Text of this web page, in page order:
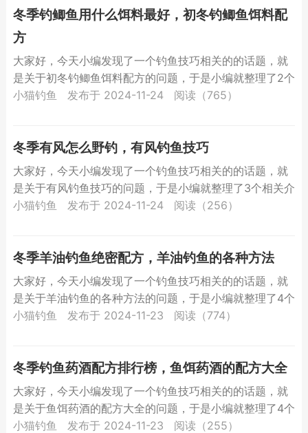
冬季钓鲫鱼用什么饵料最好，初冬钓鲫鱼饵料配
方
大家好，今天小编发现了一个钓鱼技巧相关的的话题，就
是关于初冬钓鲫鱼饵料配方的问题，于是小编就整理了2个
相关介绍初冬钓鲫鱼饵料配方的解答，让我们一起看看
小猫钓鱼 发布于 2024-11-24 阅读（765）
冬季有风怎么野钓，有风钓鱼技巧
大家好，今天小编发现了一个钓鱼技巧相关的的话题，就
是关于有风钓鱼技巧的问题，于是小编就整理了3个相关介
绍有风钓鱼技巧的解答，让我们一起看看吧。冬季有风怎
小猫钓鱼 发布于 2024-11-24 阅读（256）
冬季羊油钓鱼绝密配方，羊油钓鱼的各种方法
大家好，今天小编发现了一个钓鱼技巧相关的的话题，就
是关于羊油钓鱼的各种方法的问题，于是小编就整理了4个
相关介绍羊油钓鱼的各种方法的解答，让我们一起看看
小猫钓鱼 发布于 2024-11-23 阅读（774）
冬季钓鱼药酒配方排行榜，鱼饵药酒的配方大全
大家好，今天小编发现了一个钓鱼技巧相关的的话题，就
是关于鱼饵药酒的配方大全的问题，于是小编就整理了4个
相关介绍鱼饵药酒的配方大全的解答，让我们一起看看
小猫钓鱼 发布于 2024-11-23 阅读（255）